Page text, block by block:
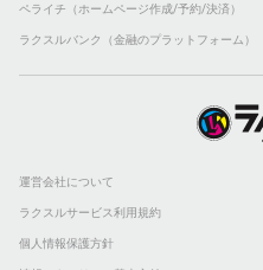
ペライチ（ホームページ作成/予約/決済）
ラクスルバンク（金融のプラットフォーム）
運営会社について
ラクスルサービス利用規約
個人情報保護方針